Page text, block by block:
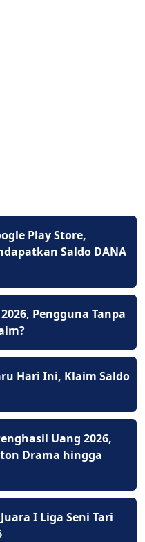
Play Store,
Saldo DANA
Pengguna Tanpa
Hari Ini, Klaim Saldo
Uang 2026,
Drama hingga
I Liga Seni Tari